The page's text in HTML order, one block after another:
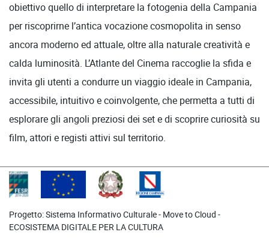
obiettivo quello di interpretare la fotogenia della Campania
per riscoprirne l’antica vocazione cosmopolita in senso
ancora moderno ed attuale, oltre alla naturale creatività e
calda luminosità. L’Atlante del Cinema raccoglie la sfida e
invita gli utenti a condurre un viaggio ideale in Campania,
accessibile, intuitivo e coinvolgente, che permetta a tutti di
esplorare gli angoli preziosi dei set e di scoprire curiosità su
film, attori e registi attivi sul territorio.
Progetto: Sistema Informativo Culturale - Move to Cloud -
ECOSISTEMA DIGITALE PER LA CULTURA